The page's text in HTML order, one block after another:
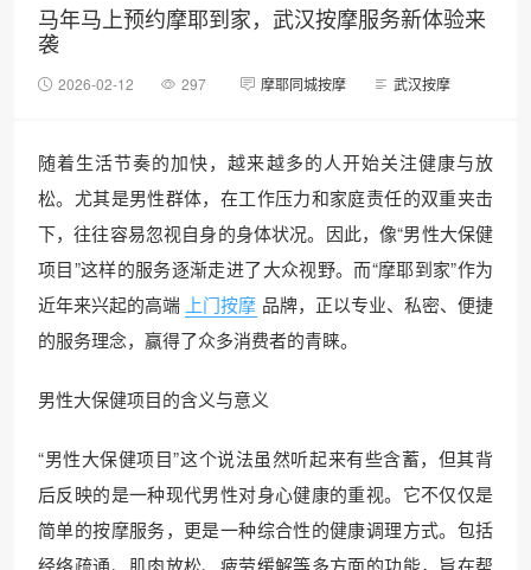
马年马上预约摩耶到家，武汉按摩服务新体验来
袭
2026-02-12 297 摩耶同城按摩 武汉按摩
随着生活节奏的加快，越来越多的人开始关注健康与放
松。尤其是男性群体，在工作压力和家庭责任的双重夹击
下，往往容易忽视自身的身体状况。因此，像“男性大保健
项目”这样的服务逐渐走进了大众视野。而“摩耶到家”作为
近年来兴起的高端 上门按摩 品牌，正以专业、私密、便捷
的服务理念，赢得了众多消费者的青睐。
男性大保健项目的含义与意义
“男性大保健项目”这个说法虽然听起来有些含蓄，但其背
后反映的是一种现代男性对身心健康的重视。它不仅仅是
简单的按摩服务，更是一种综合性的健康调理方式。包括
经络疏通、肌肉放松、疲劳缓解等多方面的功能，旨在帮